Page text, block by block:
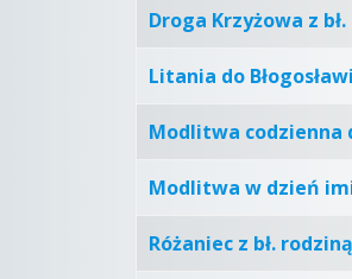
Droga Krzyżowa z
Litania do
Modlitwa codzienna
Modlitwa w dzień
Różaniec z bł.